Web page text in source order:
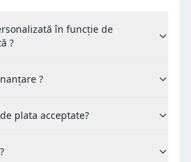
în funcție de
?
?
plata acceptate?